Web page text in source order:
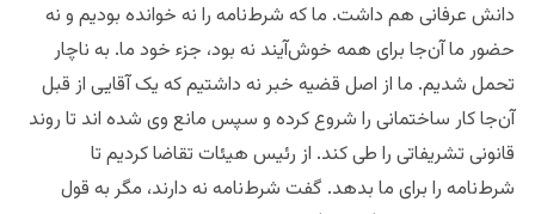
دانش عرفانی هم داشت. ما که شرط‌نامه را نه خوانده بودیم و نه
حضور ما آن‌جا برای همه خوش‌آیند نه بود، جزء خود ما. به ناچار
تحمل شدیم. ما از اصل قضیه خبر نه داشتیم که یک آقایی از قبل
آن‌جا کار ساختمانی را شروع کرده و سپس مانع وی شده اند تا روند
قانونی تشریفاتی را طی کند. از رئیس هیئات تقاضا کردیم تا
شرط‌نامه را برای ما بدهد. گفت شرط‌نامه نه دارند، مگر به قول